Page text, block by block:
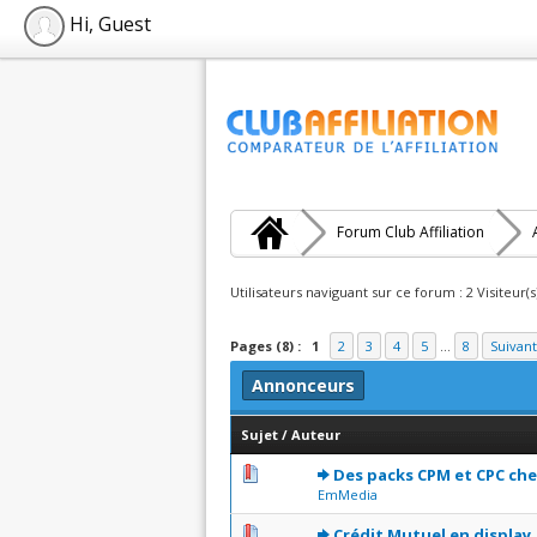
Hi, Guest
Forum Club Affiliation
Utilisateurs naviguant sur ce forum : 2
Pages (8) : 1 2 3 4 5 ... 8
Annonceurs
Sujet / Auteur
Des packs CPM et CPC
EmMedia
0 Votes - 0 sur 5 en moyenne
12345